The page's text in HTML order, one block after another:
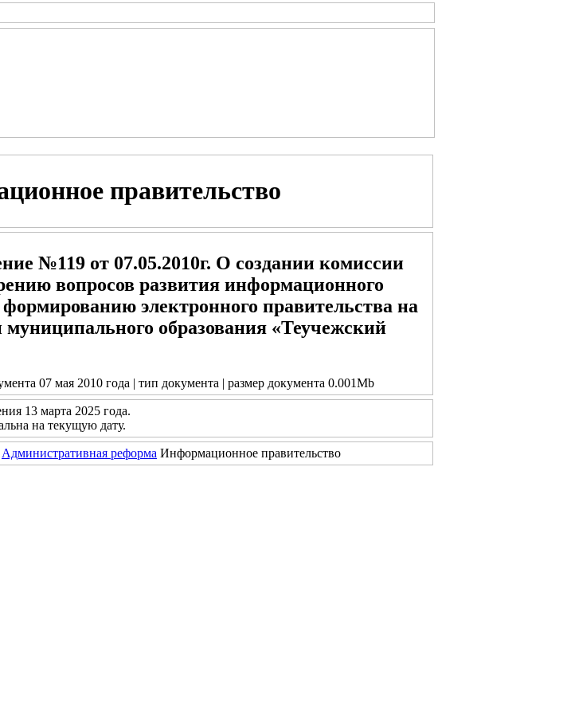
правительство
№119 от 07.05.2010г. О создании комиссии
вопросов развития информационного
электронного правительства на
муниципального образования «Теучежский
07 мая 2010 года | тип документа | размер документа 0.001Mb
13 марта 2025 года.
на текущую дату.
Административная реформа Информационное правительство